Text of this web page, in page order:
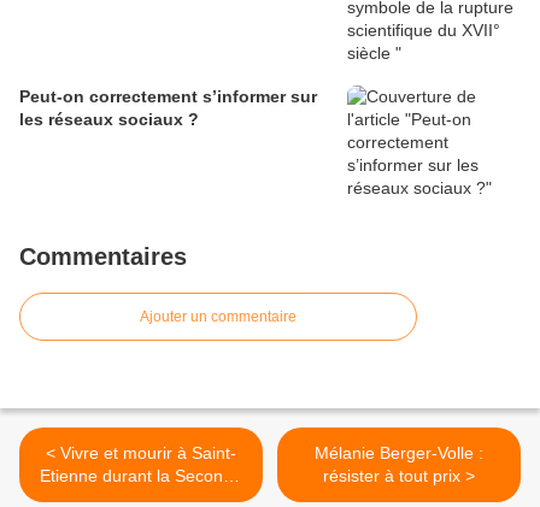
Peut-on correctement s’informer sur
les réseaux sociaux ?
Commentaires
Ajouter un commentaire
< Vivre et mourir à Saint-
Etienne durant la Seconde
Guerre mondiale
Mélanie Berger-Volle :
résister à tout prix >